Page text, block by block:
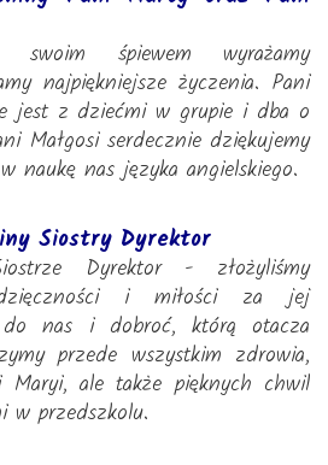
swoim śpiewem wyrażamy
najpiękniejsze życzenia. Pani
jest z dziećmi w grupie i dba o
Małgosi serdecznie dziękujemy
naukę nas języka angielskiego.
Siostry Dyrektor
Dyrektor - złożyliśmy
i miłości za jej
do nas i dobroć, którą otacza
przede wszystkim zdrowia,
Maryi, ale także pięknych chwil
w przedszkolu.